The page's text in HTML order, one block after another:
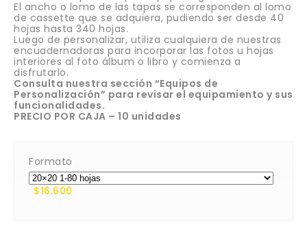
El ancho o lomo de las tapas se corresponden al lomo
de cassette que se adquiera, pudiendo ser desde 40
hojas hasta 340 hojas.
Luego de personalizar, utiliza cualquiera de nuestras
encuadernadoras para incorporar las fotos u hojas
interiores al foto álbum o libro y comienza a
disfrutarlo.
Consulta nuestra sección “Equipos de
Personalización” para revisar el equipamiento y sus
funcionalidades.
PRECIO POR CAJA – 10 unidades
Formato
$16.600